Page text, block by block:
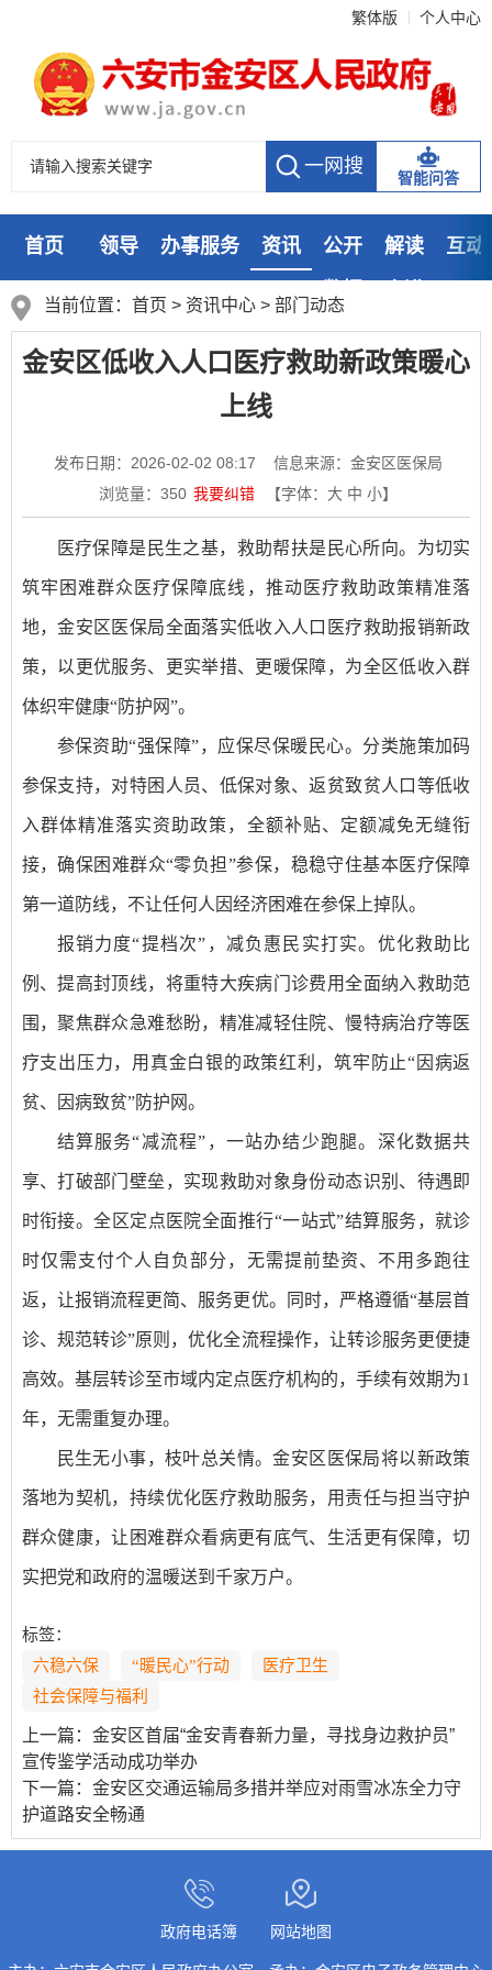
繁体版 个人中心
智能问答
首页 领导 办事服务 资讯 公开 解读
互动
当前位置： 首页 > 资讯中心 > 部门动态
金安区低收入人口医疗救助新政策暖心
上线
发布日期：2026-02-02 08:17
信息来源：金安区医保局
浏览量： 350 我要纠错 【字体： 大 中 小】
医疗保障是民生之基，救助帮扶是民心所向。为切实
筑牢困难群众医疗保障底线，推动医疗救助政策精准落
地，金安区医保局全面落实低收入人口医疗救助报销新政
策，以更优服务、更实举措、更暖保障，为全区低收入群
体织牢健康“防护网”。
参保资助“强保障”，应保尽保暖民心。分类施策加码
参保支持，对特困人员、低保对象、返贫致贫人口等低收
入群体精准落实资助政策，全额补贴、定额减免无缝衔
接，确保困难群众“零负担”参保，稳稳守住基本医疗保障
第一道防线，不让任何人因经济困难在参保上掉队。
报销力度“提档次”，减负惠民实打实。优化救助比
例、提高封顶线，将重特大疾病门诊费用全面纳入救助范
围，聚焦群众急难愁盼，精准减轻住院、慢特病治疗等医
疗支出压力，用真金白银的政策红利，筑牢防止“因病返
贫、因病致贫”防护网。
结算服务“减流程”，一站办结少跑腿。深化数据共
享、打破部门壁垒，实现救助对象身份动态识别、待遇即
时衔接。全区定点医院全面推行“一站式”结算服务，就诊
时仅需支付个人自负部分，无需提前垫资、不用多跑往
返，让报销流程更简、服务更优。同时，严格遵循“基层首
诊、规范转诊”原则，优化全流程操作，让转诊服务更便捷
高效。基层转诊至市域内定点医疗机构的，手续有效期为1
年，无需重复办理。
民生无小事，枝叶总关情。金安区医保局将以新政策
落地为契机，持续优化医疗救助服务，用责任与担当守护
群众健康，让困难群众看病更有底气、生活更有保障，切
实把党和政府的温暖送到千家万户。
标签：
六稳六保
“暖民心”行动
医疗卫生
社会保障与福利
上一篇： 金安区首届“金安青春新力量，寻找身边救护员”
宣传鉴学活动成功举办
下一篇： 金安区交通运输局多措并举应对雨雪冰冻全力守
护道路安全畅通
政府电话簿 网站地图